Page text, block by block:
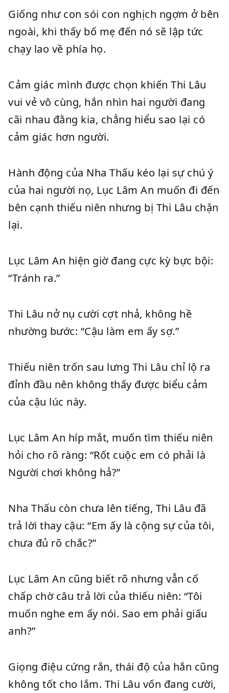
Giống như con sói con nghịch ngợm ở bên
ngoài, khi thấy bố mẹ đến nó sẽ lập tức
chạy lao về phía họ.
Cảm giác mình được chọn khiến Thi Lâu
vui vẻ vô cùng, hắn nhìn hai người đang
cãi nhau đằng kia, chẳng hiểu sao lại có
cảm giác hơn người.
Hành động của Nha Thấu kéo lại sự chú ý
của hai người nọ, Lục Lâm An muốn đi đến
bên cạnh thiếu niên nhưng bị Thi Lâu chặn
lại.
Lục Lâm An hiện giờ đang cực kỳ bực bội:
“Tránh ra.”
Thi Lâu nở nụ cười cợt nhả, không hề
nhường bước: “Cậu làm em ấy sợ.”
Thiếu niên trốn sau lưng Thi Lâu chỉ lộ ra
đỉnh đầu nên không thấy được biểu cảm
của cậu lúc này.
Lục Lâm An híp mắt, muốn tìm thiếu niên
hỏi cho rõ ràng: “Rốt cuộc em có phải là
Người chơi không hả?”
Nha Thấu còn chưa lên tiếng, Thi Lâu đã
trả lời thay cậu: “Em ấy là cộng sự của tôi,
chưa đủ rõ chắc?”
Lục Lâm An cũng biết rõ nhưng vẫn cố
chấp chờ câu trả lời của thiếu niên: “Tôi
muốn nghe em ấy nói. Sao em phải giấu
anh?”
Giọng điệu cứng rắn, thái độ của hắn cũng
không tốt cho lắm. Thi Lâu vốn đang cười,